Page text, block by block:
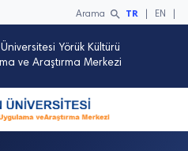
Arama search TR EN
Yörük Kültürü
ve Araştırma Merkezi